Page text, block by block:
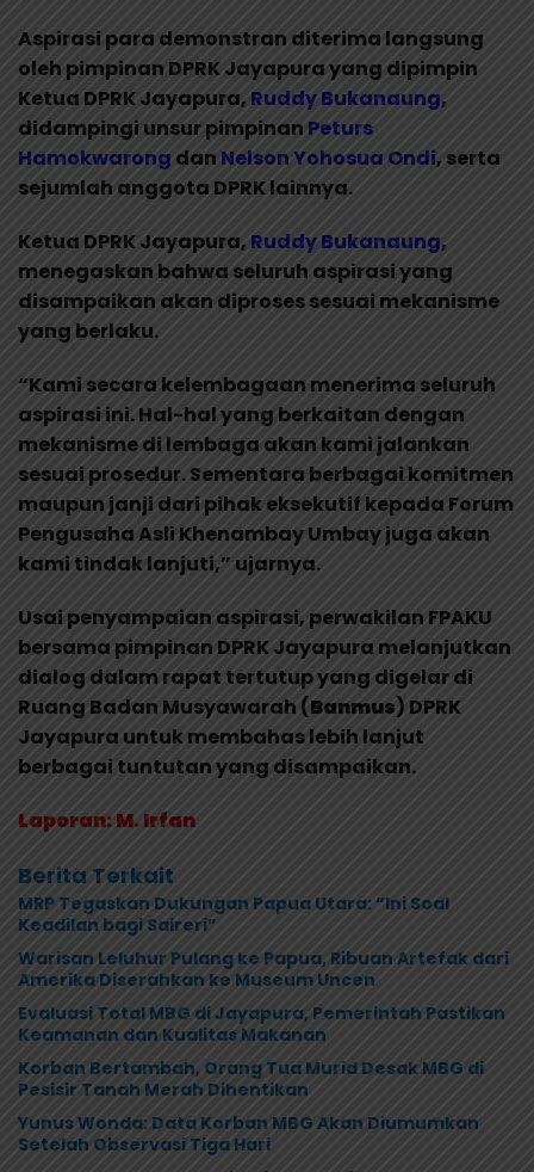
Aspirasi para demonstran diterima langsung
oleh pimpinan DPRK Jayapura yang dipimpin
Ketua DPRK Jayapura, Ruddy Bukanaung,
didampingi unsur pimpinan Peturs
Hamokwarong dan Nelson Yohosua Ondi, serta
sejumlah anggota DPRK lainnya.
Ketua DPRK Jayapura, Ruddy Bukanaung,
menegaskan bahwa seluruh aspirasi yang
disampaikan akan diproses sesuai mekanisme
yang berlaku.
“Kami secara kelembagaan menerima seluruh
aspirasi ini. Hal-hal yang berkaitan dengan
mekanisme di lembaga akan kami jalankan
sesuai prosedur. Sementara berbagai komitmen
maupun janji dari pihak eksekutif kepada Forum
Pengusaha Asli Khenambay Umbay juga akan
kami tindak lanjuti,” ujarnya.
Usai penyampaian aspirasi, perwakilan FPAKU
bersama pimpinan DPRK Jayapura melanjutkan
dialog dalam rapat tertutup yang digelar di
Ruang Badan Musyawarah (Banmus) DPRK
Jayapura untuk membahas lebih lanjut
berbagai tuntutan yang disampaikan.
Laporan: M. Irfan
Berita Terkait
MRP Tegaskan Dukungan Papua Utara: “Ini Soal
Keadilan bagi Saireri”
Warisan Leluhur Pulang ke Papua, Ribuan Artefak dari
Amerika Diserahkan ke Museum Uncen
Evaluasi Total MBG di Jayapura, Pemerintah Pastikan
Keamanan dan Kualitas Makanan
Korban Bertambah, Orang Tua Murid Desak MBG di
Pesisir Tanah Merah Dihentikan
Yunus Wonda: Data Korban MBG Akan Diumumkan
Setelah Observasi Tiga Hari